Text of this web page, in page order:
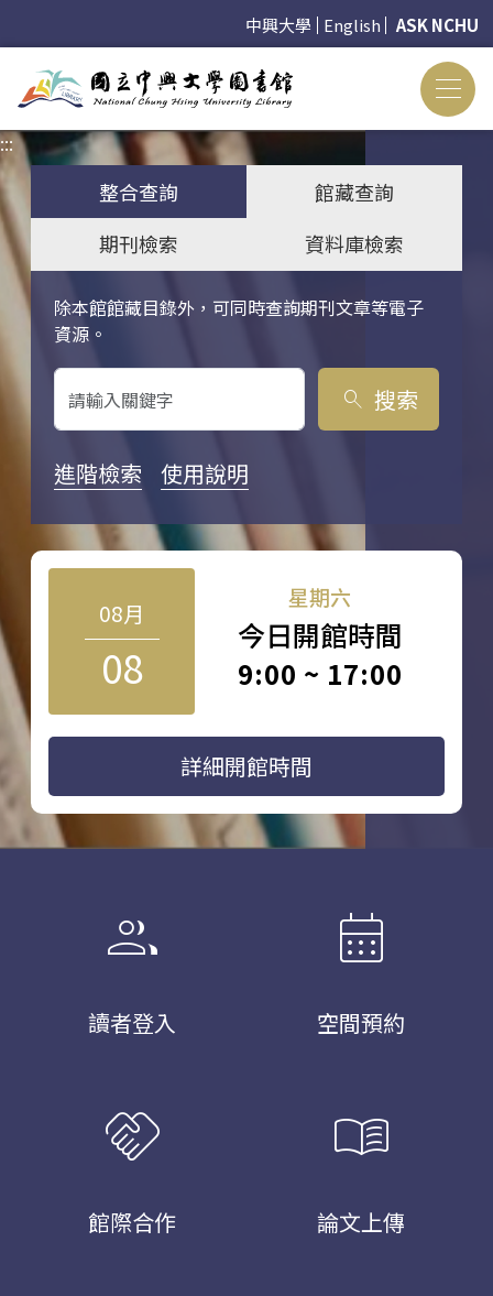
中興大學 English ASK NCHU
:::
整合查詢
館藏查詢
期刊檢索
資料庫檢索
除本館館藏目錄外，可同時查詢期刊文章等電子
資源。
關鍵字搜尋
search 搜索
進階檢索 使用說明
08月
08
星期六
今日開館時間
9:00 ~ 17:00
詳細開館時間
group
讀者登入
calendar_month
空間預約
handshake
館際合作
menu_book
論文上傳